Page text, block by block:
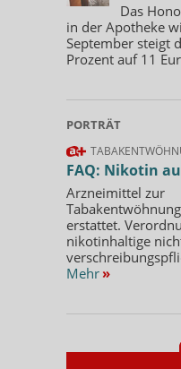
Das
in der Apotheke
September steigt
Prozent auf 11
PORTRÄT
FAQ: Nikotin
Arzneimittel zur
erstattet.
nikotinhaltige
Mehr »